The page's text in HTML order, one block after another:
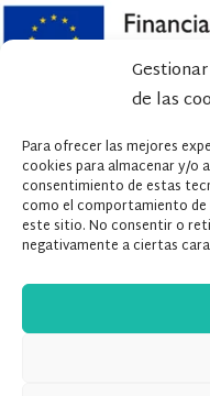
de las
Para ofrecer las mejores
cookies para almacenar y/o
consentimiento de estas
como el comportamiento de
este sitio. No consentir o
negativamente a ciertas